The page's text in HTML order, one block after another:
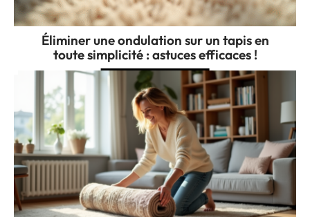
Éliminer une ondulation sur un tapis en
toute simplicité : astuces efficaces !